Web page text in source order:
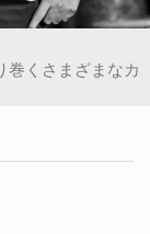
巻くさまざまなカ